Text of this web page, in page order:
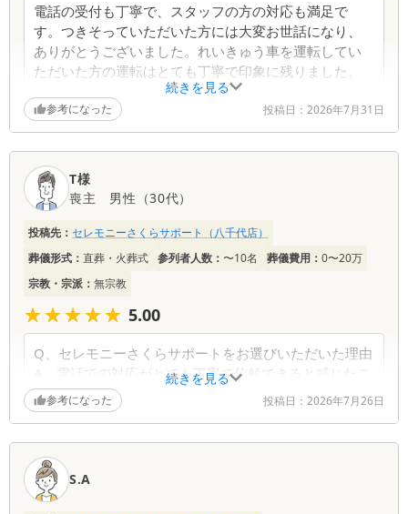
続きを見る
電話の受付も丁寧で、スタッフの方の対応も満足で
す。つきそっていただいた方には大変お世話になり、
ありがとうございました。れいきゅう車を運転してい
ただいた方の運転はとても丁寧で印象に残りました。
不安な時に安心できる対応をしていただき、依頼して
良かったと思っています。大変なお仕事ですが皆様も
体調には気をつけてお過ごしください。ありがとうご
ざいました。
参考になった 投稿日： 2026年7月31日
続きを見る
T様
喪主
男性 （30代）
投稿先： セレモニーさくらサポート（八千代店）
葬儀形式： 直葬・火葬式 参列者人数： 〜10名 葬儀費用： 0〜20万
宗教・宗派： 無宗教
★★★★★
★★★★★ 5.00
Q、セレモニーさくらサポートをお選びいただいた理由
A、電話での対応がとても丁寧で信頼できると感じたこ
とにくわえ、金額も他社に比べてリーズナブルだった
ため
Q、ご葬儀の打合わせ説明のわかりやすさについて
A、とても分かりやすかったし、後から説明と違うとい
ったこともなかった
参考になった 投稿日： 2026年7月26日
S.A